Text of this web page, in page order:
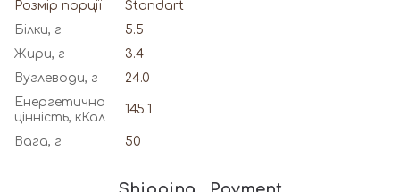
Розмір порції
Standart
Білки, г
5.5
Жири, г
3.4
Вуглеводи, г
24.0
Енергетична
цінність, кКал
145.1
Вага, г 50